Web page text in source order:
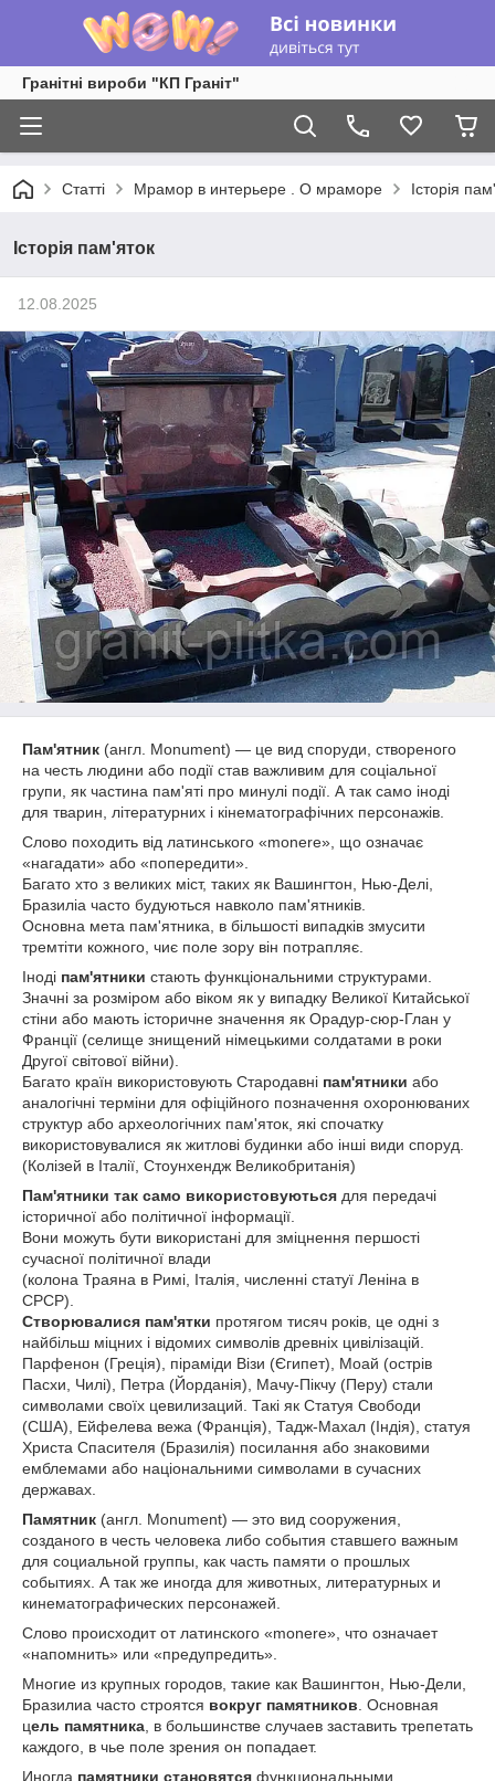
Гранітні вироби "КП Граніт"
Статті Мрамор в интерьере . О мраморе Історія
Історія пам'яток
12.08.2025
Пам'ятник (англ. Monument) — це вид споруди, створеного
на честь людини або події став важливим для соціальної
групи, як частина пам'яті про минулі події. А так само іноді
для тварин, літературних і кінематографічних персонажів.
Слово походить від латинського «monere», що означає
«нагадати» або «попередити».
Багато хто з великих міст, таких як Вашингтон, Нью-Делі,
Бразиліа часто будуються навколо пам'ятників.
Основна мета пам'ятника, в більшості випадків змусити
тремтіти кожного, чиє поле зору він потрапляє.
Іноді пам'ятники стають функціональними структурами.
Значні за розміром або віком як у випадку Великої Китайської
стіни або мають історичне значення як Орадур-сюр-Глан у
Франції (селище знищений німецькими солдатами в роки
Другої світової війни).
Багато країн використовують Стародавні пам'ятники або
аналогічні терміни для офіційного позначення охоронюваних
структур або археологічних пам'яток, які спочатку
використовувалися як житлові будинки або інші види споруд.
(Колізей в Італії, Стоунхендж Великобританія)
Пам'ятники так само використовуються для передачі
історичної або політичної інформації.
Вони можуть бути використані для зміцнення першості
сучасної політичної влади
(колона Траяна в Римі, Італія, численні статуї Леніна в
СРСР).
Створювалися пам'ятки протягом тисяч років, це одні з
найбільш міцних і відомих символів древніх цивілізацій.
Парфенон (Греція), піраміди Візи (Єгипет), Моай (острів
Пасхи, Чилі), Петра (Йорданія), Мачу-Пікчу (Перу) стали
символами своїх цевилизаций. Такі як Статуя Свободи
(США), Ейфелева вежа (Франція), Тадж-Махал (Індія), статуя
Христа Спасителя (Бразилія) посилання або знаковими
емблемами або національними символами в сучасних
державах.
Памятник (англ. Monument) — это вид сооружения,
созданого в честь человека либо события ставшего важным
для социальной группы, как часть памяти о прошлых
событиях. А так же иногда для животных, литературных и
кинематографических персонажей.
Слово происходит от латинского «monere», что означает
«напомнить» или «предупредить».
Многие из крупных городов, такие как Вашингтон, Нью-Дели,
Бразилиа часто строятся вокруг памятников . Основная
цель памятника , в большинстве случаев заставить трепетать
каждого, в чье поле зрения он попадает.
Иногда памятники становятся функциональными